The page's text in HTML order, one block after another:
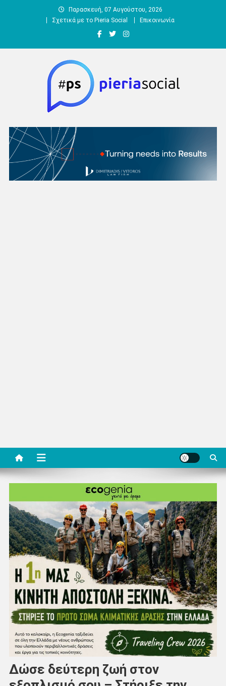
Παρασκευή, 07 Αυγούστου, 2026
Σχετικά με το Pieria Social
Επικοινωνία
Pieria Social
Δώσε δεύτερη ζωή στον